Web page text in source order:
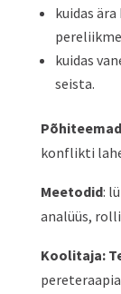
kuidas
kuidas
seista.
Põhiteemad
konflikti
Meetodid:
analüüs,
Koolitaja: